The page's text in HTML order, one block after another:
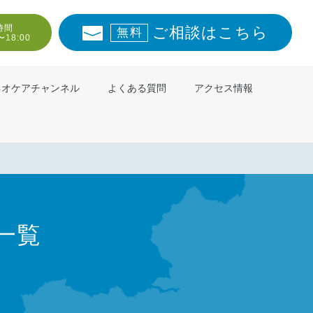
間
18:00
無料 ご相談はこちら
ケアチャンネル よくある質問 アクセス情報
覧